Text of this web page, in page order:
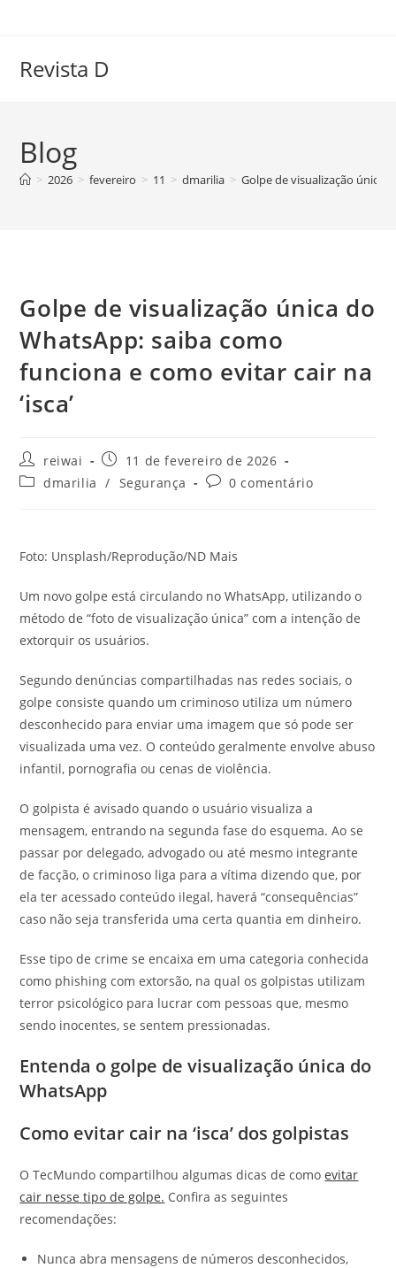
conteúdo
Revista D
Blog
> 2026 > fevereiro > 11 > dmarilia > Golpe de visualização única
Golpe de visualização única do
WhatsApp: saiba como
funciona e como evitar cair na
‘isca’
Autor
do
post:
reiwai
Post
publicado:
11 de fevereiro de 2026
Categoria
dmarilia / Segurança
Comentários
0 comentário
Foto: Unsplash/Reprodução/ND Mais
Um novo golpe está circulando no WhatsApp, utilizando o
método de “foto de visualização única” com a intenção de
extorquir os usuários.
Segundo denúncias compartilhadas nas redes sociais, o
golpe consiste quando um criminoso utiliza um número
desconhecido para enviar uma imagem que só pode ser
visualizada uma vez. O conteúdo geralmente envolve abuso
infantil, pornografia ou cenas de violência.
O golpista é avisado quando o usuário visualiza a
mensagem, entrando na segunda fase do esquema. Ao se
passar por delegado, advogado ou até mesmo integrante
de facção, o criminoso liga para a vítima dizendo que, por
ela ter acessado conteúdo ilegal, haverá “consequências”
caso não seja transferida uma certa quantia em dinheiro.
Esse tipo de crime se encaixa em uma categoria conhecida
como phishing com extorsão, na qual os golpistas utilizam
terror psicológico para lucrar com pessoas que, mesmo
sendo inocentes, se sentem pressionadas.
Entenda o golpe de visualização única do
WhatsApp
Como evitar cair na ‘isca’ dos golpistas
O TecMundo compartilhou algumas dicas de comoevitar
cair nesse tipo de golpe. Confira as seguintes
recomendações:
Nunca abra mensagens de números desconhecidos,